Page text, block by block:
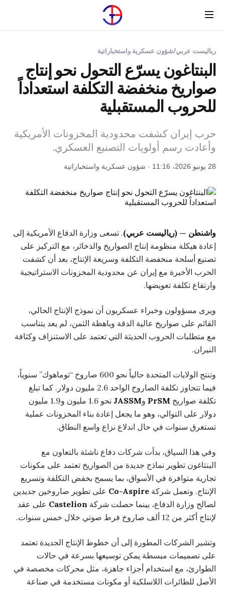
Menu
رياليست عربي/شؤون عسكرية واستخباراتية
البنتاغون يسرّع التحول نحو إنتاج
صواريخ منخفضة التكلفة استعداداً
للحروب المستقبلية
حرب إيران كشفت محدودية المخزونات الأمريكية
وأعادت رسم أولويات التصنيع العسكري.
28 يونيو 2026، 11:16 · شؤون عسكرية واستخباراتية
واشنطن — (رياليست عربي). تسعى وزارة الدفاع الأمريكية إلى
إعادة هيكلة منظومة إنتاج الصواريخ والذخائر، مع التركيز على
تصنيع أسلحة منخفضة التكلفة وسريعة الإنتاج، بعد أن كشفت
الحرب الأخيرة مع إيران عن محدودية المخزونات الاستراتيجية
وارتفاع تكلفة تعويضها.
ويرى مسؤولون وخبراء عسكريون أن نموذج الإنتاج الحالي،
القائم على صواريخ عالية الدقة وباهظة الثمن، لم يعد يتناسب
مع متطلبات الحروب الحديثة التي تعتمد على الاستنزاف وكثافة
النيران.
وتنتج الولايات المتحدة حالياً نحو 600 صاروخ “توماهوك” سنوياً،
فيما تتجاوز تكلفة الصاروخ الواحد 2.6 مليون دولار. كما تبلغ
تكلفة صواريخ PrSM وJASSM
نحو 1.6 مليون و1.9 مليون
دولار على التوالي، وهو ما يجعل إعادة بناء المخزونات عملية
تستغرق سنوات في حال اندلاع نزاع واسع النطاق.
وفي هذا السياق، بدأت شركات دفاع ناشئة بالتعاون مع
البنتاغون تطوير نماذج جديدة من الصواريخ تعتمد على مكونات
تجارية متوافرة في الأسواق، بما يسمح بخفض التكلفة وتسريع
الإنتاج. وتعمل شركة Co-Aspire على تطوير صاروخين جديدين
لصالح وزارة الدفاع، بينما حصلت شركة Castelion على عقد
لإنتاج أكثر من 12 ألف صاروخ فرط صوتي خلال خمس سنوات.
وتشير الشركات المطورة إلى أن خطوط الإنتاج الجديدة تعتمد
على تصميمات مبسطة يمكن توسيعها بسرعة في حالات
الطوارئ، مع استخدام أجزاء جاهزة، مثل محركات مخصصة في
الأصل للطائرات اللاسلكية أو مكونات مستخدمة في صناعة